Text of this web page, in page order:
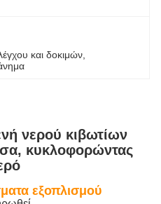
και δοκιμών
νερού κιβωτίων
κυκλοφορώντας
εξοπλισμού